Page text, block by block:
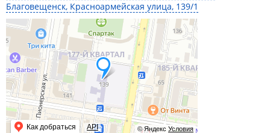
Благовещенск, Красноармейская улица, 139/1
© Яндекс Условия
Как добраться API